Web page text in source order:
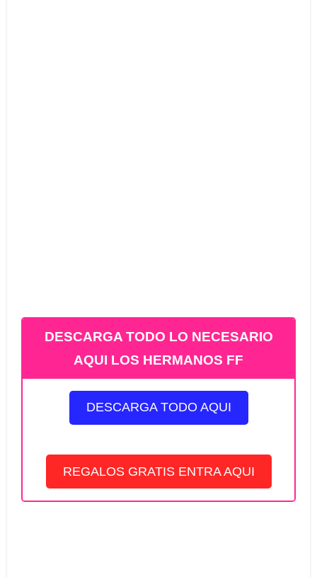
DESCARGA TODO LO NECESARIO
AQUI LOS HERMANOS FF
DESCARGA TODO AQUI
REGALOS GRATIS ENTRA AQUI